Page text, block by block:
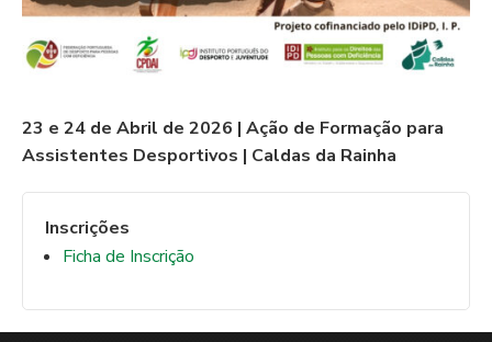
23 e 24 de Abril de 2026 | Ação de Formação para
Assistentes Desportivos | Caldas da Rainha
Inscrições
Ficha de Inscrição